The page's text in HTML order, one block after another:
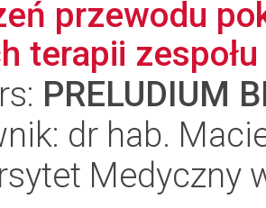
przewodu
terapii
PRELUDIUM
dr hab.
Medyczny